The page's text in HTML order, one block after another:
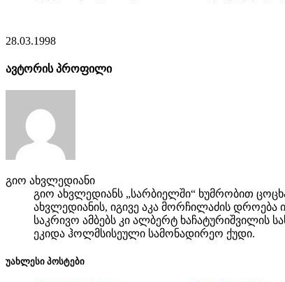
28.03.1998
ავტორის პროფილი
გიო ახვლედიანი
გიო ახვლედიანს „სარბიელში“ ხუმრობით
ახვლედიანის, იგივე აკა მორჩილაძის
საკრივო ამბებს კი ალბერტ ხაჩატურიშვილის
ეკიდა ჰოლმსისეული სამონადირეო ქუდი.
უახლესი პოსტები